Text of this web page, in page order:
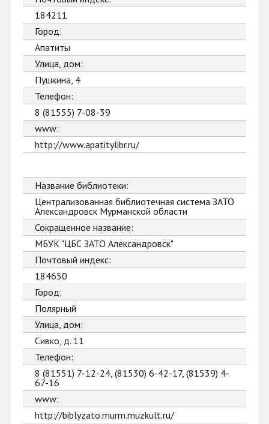
184211
Город:
Апатиты
Улица, дом:
Пушкина, 4
Телефон:
8 (81555) 7-08-39
www:
http://www.apatitylibr.ru/
Название библиотеки:
Централизованная библиотечная система ЗАТО
Александровск Мурманской области
Сокращенное название:
МБУК "ЦБС ЗАТО Александровск"
Почтовый индекс:
184650
Город:
Полярный
Улица, дом:
Сивко, д. 11
Телефон:
8 (81551) 7-12-24, (81530) 6-42-17, (81539) 4-
67-16
www:
http://biblyzato.murm.muzkult.ru/